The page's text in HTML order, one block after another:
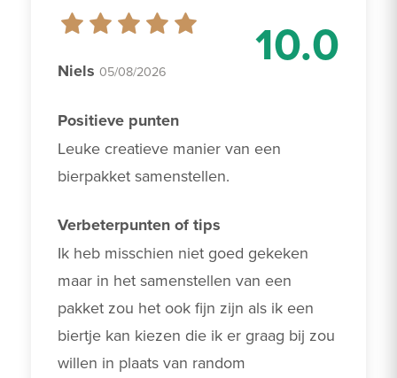
10.0
Niels 05/08/2026
Positieve punten
Leuke creatieve manier van een
bierpakket samenstellen.
Verbeterpunten of tips
Ik heb misschien niet goed gekeken
maar in het samenstellen van een
pakket zou het ook fijn zijn als ik een
biertje kan kiezen die ik er graag bij zou
willen in plaats van random